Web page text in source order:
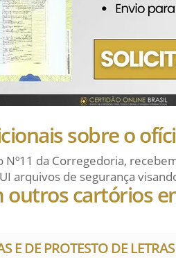
sobre o
da Corregedoria,
arquivos de segurança
cartórios
E DE PROTESTO DE